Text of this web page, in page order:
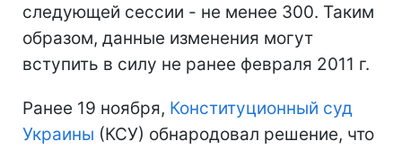
следующей сессии - не менее 300. Таким
образом, данные изменения могут
вступить в силу не ранее февраля 2011 г.
Ранее 19 ноября, Конституционный суд
Украины (КСУ) обнародовал решение, что